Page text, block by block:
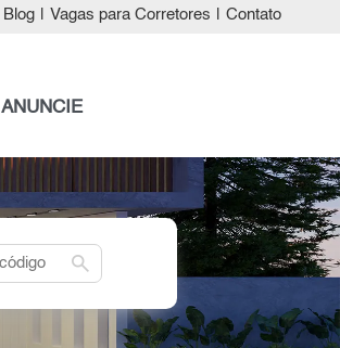
Blog Vagas para Corretores Contato
ANUNCIE
search